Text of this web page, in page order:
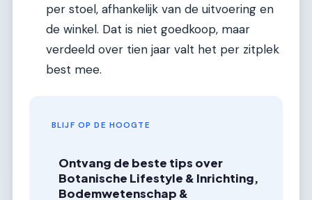
per stoel, afhankelijk van de uitvoering en
de winkel. Dat is niet goedkoop, maar
verdeeld over tien jaar valt het per zitplek
best mee.
BLIJF OP DE HOOGTE
Ontvang de beste tips over
Botanische Lifestyle & Inrichting,
Bodemwetenschap &